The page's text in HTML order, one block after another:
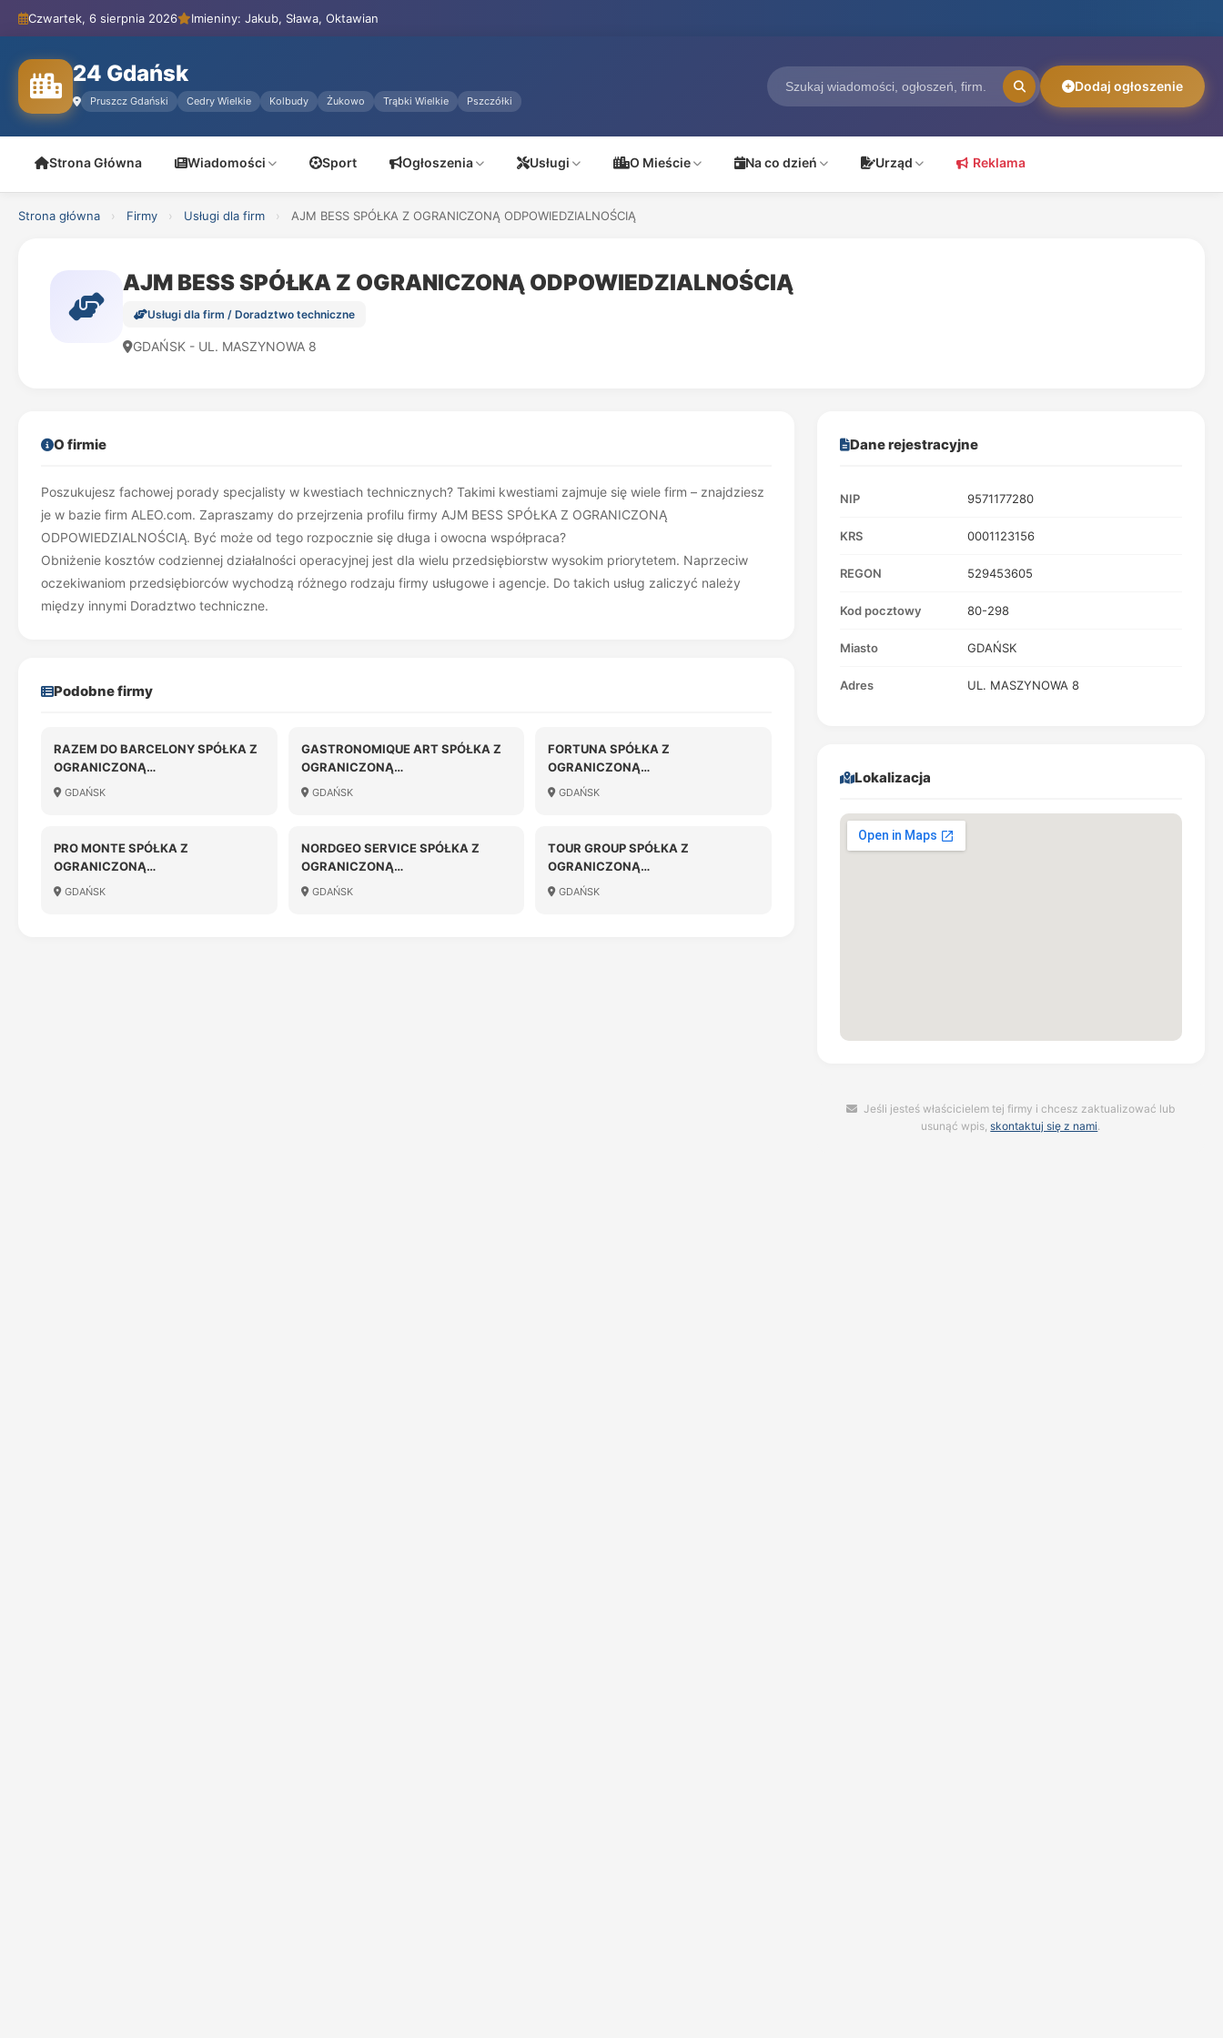
Czwartek, 6 sierpnia 2026 Imieniny: Jakub, Sława, Oktawian
24 Gdańsk
Pruszcz Gdański Cedry Wielkie Kolbudy Żukowo Trąbki Wielkie Pszczółki
Dodaj ogłoszenie
Strona Główna Wiadomości Sport Ogłoszenia Usługi O Mieście Na co dzień Urząd Reklama
Strona główna › Firmy › Usługi dla firm › AJM BESS SPÓŁKA Z OGRANICZONĄ ODPOWIEDZIALNOŚCIĄ
AJM BESS SPÓŁKA Z OGRANICZONĄ ODPOWIEDZIALNOŚCIĄ
Usługi dla firm / Doradztwo techniczne
GDAŃSK - UL. MASZYNOWA 8
O firmie
Poszukujesz fachowej porady specjalisty w kwestiach technicznych? Takimi kwestiami zajmuje się wiele firm – znajdziesz
je w bazie firm ALEO.com. Zapraszamy do przejrzenia profilu firmy AJM BESS SPÓŁKA Z OGRANICZONĄ
ODPOWIEDZIALNOŚCIĄ. Być może od tego rozpocznie się długa i owocna współpraca?
Obniżenie kosztów codziennej działalności operacyjnej jest dla wielu przedsiębiorstw wysokim priorytetem. Naprzeciw
oczekiwaniom przedsiębiorców wychodzą różnego rodzaju firmy usługowe i agencje. Do takich usług zaliczyć należy
między innymi Doradztwo techniczne.
Podobne firmy
RAZEM DO BARCELONY SPÓŁKA Z
OGRANICZONĄ
ODPOWIEDZIALNOŚCIĄ
GDAŃSK
GASTRONOMIQUE ART SPÓŁKA Z
OGRANICZONĄ
ODPOWIEDZIALNOŚCIĄ
GDAŃSK
FORTUNA SPÓŁKA Z
OGRANICZONĄ
ODPOWIEDZIALNOŚCIĄ
GDAŃSK
PRO MONTE SPÓŁKA Z
OGRANICZONĄ
ODPOWIEDZIALNOŚCIĄ
GDAŃSK
NORDGEO SERVICE SPÓŁKA Z
OGRANICZONĄ
ODPOWIEDZIALNOŚCIĄ
GDAŃSK
TOUR GROUP SPÓŁKA Z
OGRANICZONĄ
ODPOWIEDZIALNOŚCIĄ
GDAŃSK
Dane rejestracyjne
NIP 9571177280
KRS 0001123156
REGON 529453605
Kod pocztowy 80-298
Miasto GDAŃSK
Adres UL. MASZYNOWA 8
Lokalizacja
Jeśli jesteś właścicielem tej firmy i chcesz zaktualizować lub
usunąć wpis,skontaktuj się z nami.